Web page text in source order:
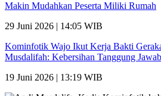
Makin Mudahkan Peserta Miliki Rumah
29 Juni 2026 | 14:05 WIB
Kominfotik Wajo Ikut Kerja Bakti
Musdalifah: Kebersihan Tanggung
19 Juni 2026 | 13:19 WIB